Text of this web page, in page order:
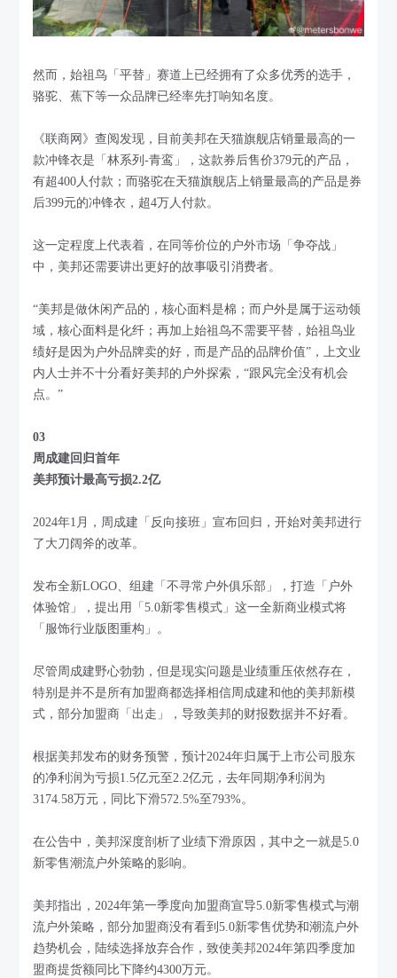
然而，始祖鸟「平替」赛道上已经拥有了众多优秀的选手，
骆驼、蕉下等一众品牌已经率先打响知名度。
《联商网》查阅发现，目前美邦在天猫旗舰店销量最高的一
款冲锋衣是「林系列-青鸾」，这款券后售价379元的产品，
有超400人付款；而骆驼在天猫旗舰店上销量最高的产品是券
后399元的冲锋衣，超4万人付款。
这一定程度上代表着，在同等价位的户外市场「争夺战」
中，美邦还需要讲出更好的故事吸引消费者。
“美邦是做休闲产品的，核心面料是棉；而户外是属于运动领
域，核心面料是化纤；再加上始祖鸟不需要平替，始祖鸟业
绩好是因为户外品牌卖的好，而是产品的品牌价值”，上文业
内人士并不十分看好美邦的户外探索，“跟风完全没有机会
点。”
03
周成建回归首年
美邦预计最高亏损2.2亿
2024年1月，周成建「反向接班」宣布回归，开始对美邦进行
了大刀阔斧的改革。
发布全新LOGO、组建「不寻常户外俱乐部」，打造「户外
体验馆」，提出用「5.0新零售模式」这一全新商业模式将
「服饰行业版图重构」。
尽管周成建野心勃勃，但是现实问题是业绩重压依然存在，
特别是并不是所有加盟商都选择相信周成建和他的美邦新模
式，部分加盟商「出走」，导致美邦的财报数据并不好看。
根据美邦发布的财务预警，预计2024年归属于上市公司股东
的净利润为亏损1.5亿元至2.2亿元，去年同期净利润为
3174.58万元，同比下滑572.5%至793%。
在公告中，美邦深度剖析了业绩下滑原因，其中之一就是5.0
新零售潮流户外策略的影响。
美邦指出，2024年第一季度向加盟商宣导5.0新零售模式与潮
流户外策略，部分加盟商没有看到5.0新零售优势和潮流户外
趋势机会，陆续选择放弃合作，致使美邦2024年第四季度加
盟商提货额同比下降约4300万元。